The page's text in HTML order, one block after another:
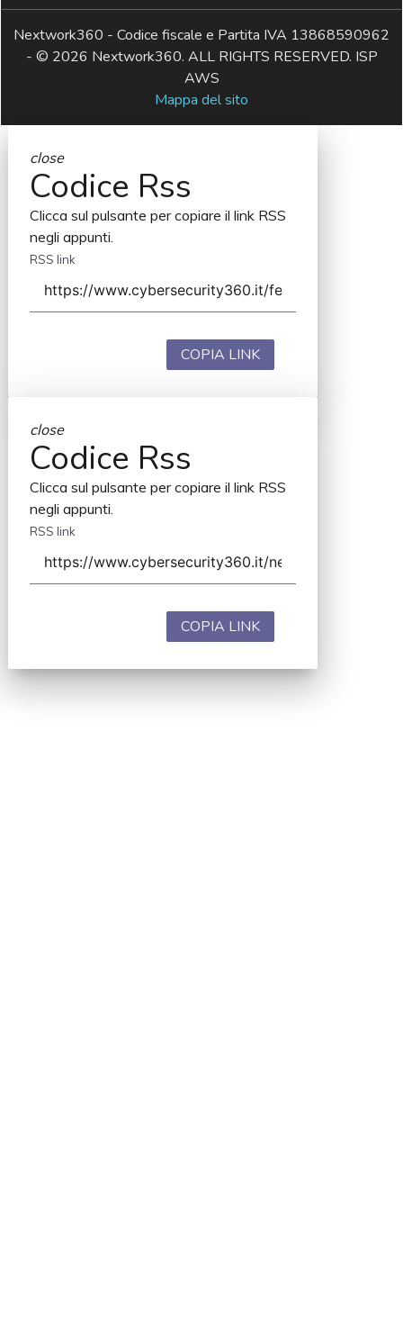
Nextwork360 - Codice fiscale e Partita IVA 13868590962
- © 2026 Nextwork360. ALL RIGHTS RESERVED. ISP
AWS
Mappa del sito
close
Codice Rss
Clicca sul pulsante per copiare il link RSS
negli appunti.
RSS link
COPIA LINK
close
Codice Rss
Clicca sul pulsante per copiare il link RSS
negli appunti.
RSS link
COPIA LINK